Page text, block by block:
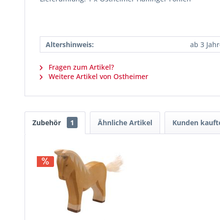
Altershinweis: ab 3
Fragen zum Artikel?
Weitere Artikel von Ostheimer
Zubehör 1 Ähnliche Artikel Kunden